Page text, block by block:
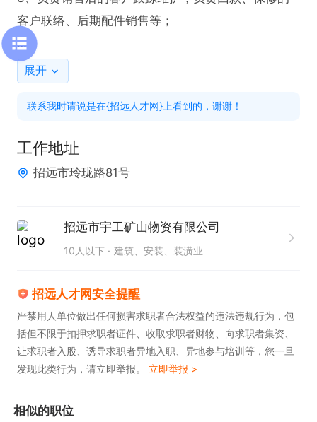
客户联络、后期配件销售等；
任职要求：
2、形象气质较好，沟通能力强，有团队合作意识；
薪资
4000~10000元/月  缴纳五险
展开
联系我时请说是在{招远人才网}上看到的，谢谢！
工作地址
招远市玲珑路81号
招远市宇工矿山物资有限公司
10人以下 建筑、安装、装潢业
招远人才网安全提醒
严禁用人单位做出任何损害求职者合法权益的违法违规行为，包
括但不限于扣押求职者证件、收取求职者财物、向求职者集资、
让求职者入股、诱导求职者异地入职、异地参与培训等，您一旦
发现此类行为，请立即举报。 立即举报 >
相似的职位